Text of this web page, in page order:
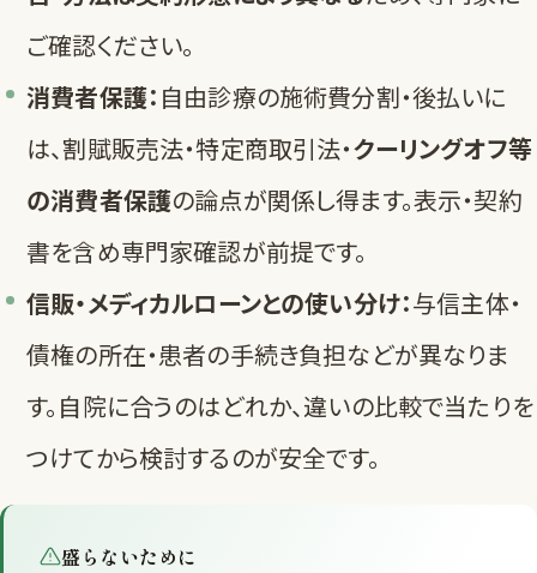
ご確認ください。
消費者保護： 自由診療の施術費分割・後払いに
は、割賦販売法・特定商取引法・クーリングオフ等
の消費者保護の論点が関係し得ます。表示・契約
書を含め専門家確認が前提です。
信販・メディカルローンとの使い分け：与信主体・
債権の所在・患者の手続き負担などが異なりま
す。自院に合うのはどれか、違いの比較で当たりを
つけてから検討するのが安全です。
盛らないために